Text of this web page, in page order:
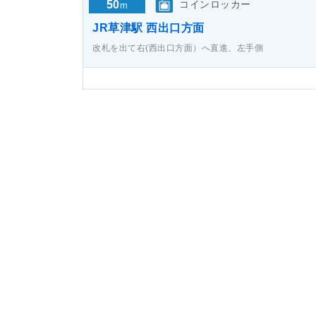
50m コインロッカー
JR草津駅 西出口方面
改札を出て右(西出口方面）へ直進、左手側